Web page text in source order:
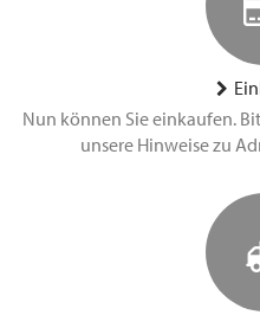
Nun können Sie einkaufen.
unsere Hinweise zu